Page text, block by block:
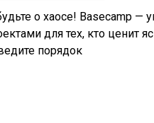
о хаосе! Basecamp —
для тех, кто ценит
порядок